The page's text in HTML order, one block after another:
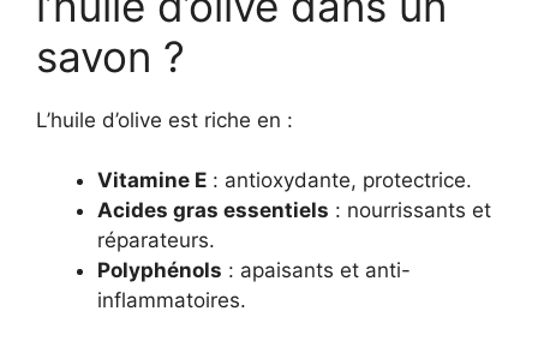
savon ?
L’huile d’olive est riche en :
Vitamine E : antioxydante, protectrice.
Acides gras essentiels : nourrissants et
réparateurs.
Polyphénols : apaisants et anti-
inflammatoires.